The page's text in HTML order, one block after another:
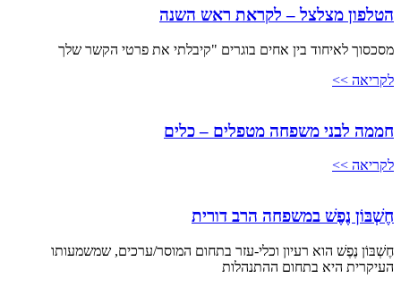
הטלפון מצלצל – לקראת ראש השנה
מסכסוך לאיחוד בין אחים בוגרים "קיבלתי את פרטי הקשר שלך
לקריאה >>
חממה לבני משפחה מטפלים – כלים
לקריאה >>
חֶשְׁבּוֹן נֶפֶשׁ במשפחה הרב דורית
חֶשְׁבּוֹן נֶפֶשׁ הוא רעיון וכלי-עזר בתחום המוסר/ערכים, שמשמעותו
העיקרית היא בתחום ההתנהלות